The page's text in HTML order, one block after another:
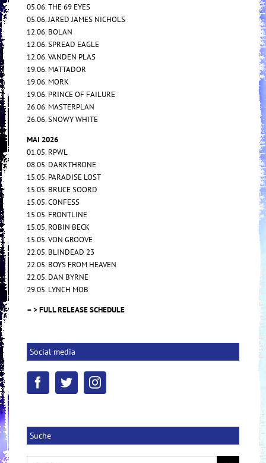
05.06. THE 69 EYES
05.06. JARED JAMES NICHOLS
12.06. BOLAN
12.06. SPREAD EAGLE
12.06. VANDEN PLAS
19.06. MATTADOR
19.06. MORK
19.06. PRINCE OF FAILURE
26.06. MASTERPLAN
26.06. SNOWY WHITE
MAI 2026
01.05. RPWL
08.05. DARKTHRONE
15.05. PARADISE LOST
15.05. BRUCE SOORD
15.05. CONFESS
15.05. FRONTLINE
15.05. ROBIN BECK
15.05. VON GROOVE
22.05. BLINDEAD 23
22.05. BOYS FROM HEAVEN
22.05. DAN BYRNE
29.05. LYNCH MOB
– > FULL RELEASE SCHEDULE
Social media
Suche